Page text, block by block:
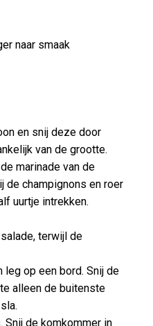
naar smaak
en snij deze door
van de grootte.
marinade van de
de champignons en roer
uurtje intrekken.
terwijl de
leg op een bord. Snij de
alleen de buitenste
Snij de komkommer in